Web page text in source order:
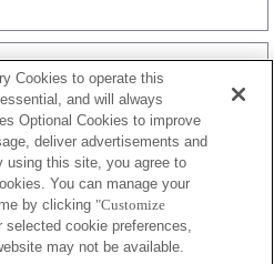
Cookies to operate this
and will always
Optional Cookies to improve
deliver advertisements and
using this site, you agree to
You can manage your
by clicking "Customize
selected cookie preferences,
may not be available.